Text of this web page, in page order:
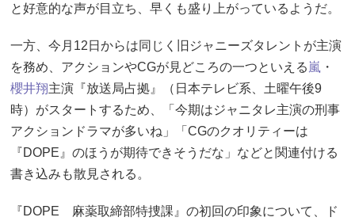
と好意的な声が目立ち、早くも盛り上がっているようだ。
一方、今月12日からは同じく旧ジャニーズタレントが主演
を務め、アクションやCGが見どころの一つといえる 嵐 ・
櫻井翔主演『放送局占拠』（日本テレビ系、土曜午後9
時）がスタートするため、「今期はジャニタレ主演の刑事
アクションドラマが多いね」「CGのクオリティーは
『DOPE』のほうが期待できそうだな」などと関連付ける
書き込みも散見される。
『DOPE 麻薬取締部特捜課』の初回の印象について、ド